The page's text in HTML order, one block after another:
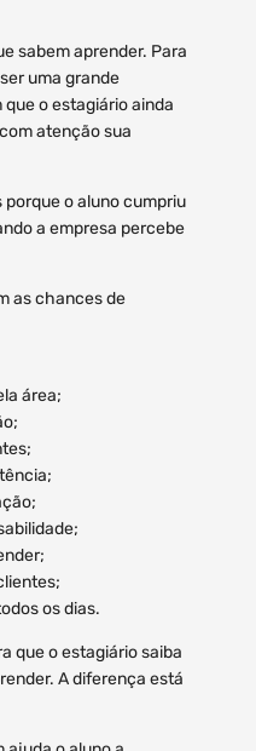
sabem aprender. Para
uma grande
o estagiário ainda
atenção sua
o aluno cumpriu
a empresa percebe
as chances de
área;
os dias.
que o estagiário saiba
A diferença está